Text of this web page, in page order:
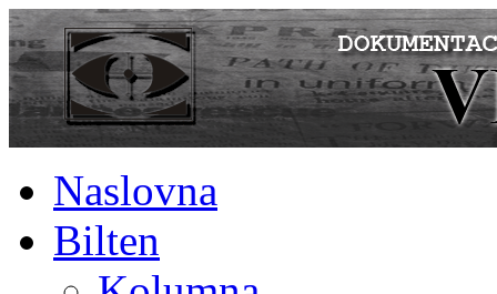
Naslovna
Bilten